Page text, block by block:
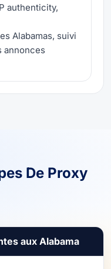
authenticity,
Alabamas, suivi
annonces
De Proxy
aux Alabama